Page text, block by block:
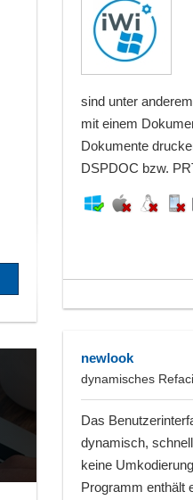
sind unter
mit einem
Dokumente
DSPDOC bzw.
newlook
dynamisches
Das
dynamisch,
keine
Programm enthält